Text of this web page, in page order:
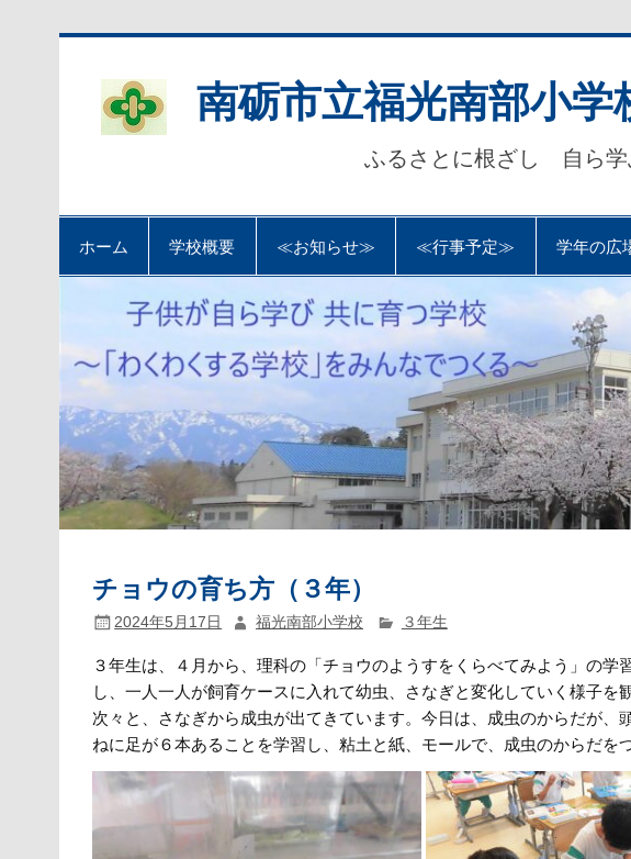
南砺市立福光南部小学
ふるさとに根ざし 自ら
ホーム 学校概要 ≪お知らせ≫ ≪行事予定≫ 学年の広
チョウの育ち方（３年）
2024年5月17日 福光南部小学校 ３年生
３年生は、４月から、理科の「チョウのようすをくらべてみよう」の
し、一人一人が飼育ケースに入れて幼虫、さなぎと変化していく様子を
次々と、さなぎから成虫が出てきています。今日は、成虫のからだが、
ねに足が６本あることを学習し、粘土と紙、モールで、成虫のからだを